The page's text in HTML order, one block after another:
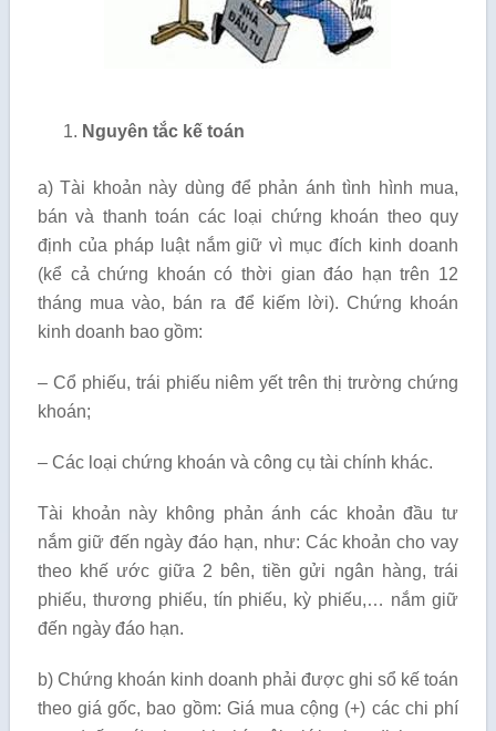
Nguyên tắc kế toán
a) Tài khoản này dùng để phản ánh tình hình mua,
bán và thanh toán các loại chứng khoán theo quy
định của pháp luật nắm giữ vì mục đích kinh doanh
(kể cả chứng khoán có thời gian đáo hạn trên 12
tháng mua vào, bán ra để kiếm lời). Chứng khoán
kinh doanh bao gồm:
– Cổ phiếu, trái phiếu niêm yết trên thị trường chứng
khoán;
– Các loại chứng khoán và công cụ tài chính khác.
Tài khoản này không phản ánh các khoản đầu tư
nắm giữ đến ngày đáo hạn, như: Các khoản cho vay
theo khế ước giữa 2 bên, tiền gửi ngân hàng, trái
phiếu, thương phiếu, tín phiếu, kỳ phiếu,… nắm giữ
đến ngày đáo hạn.
b) Chứng khoán kinh doanh phải được ghi sổ kế toán
theo giá gốc, bao gồm: Giá mua cộng (+) các chi phí